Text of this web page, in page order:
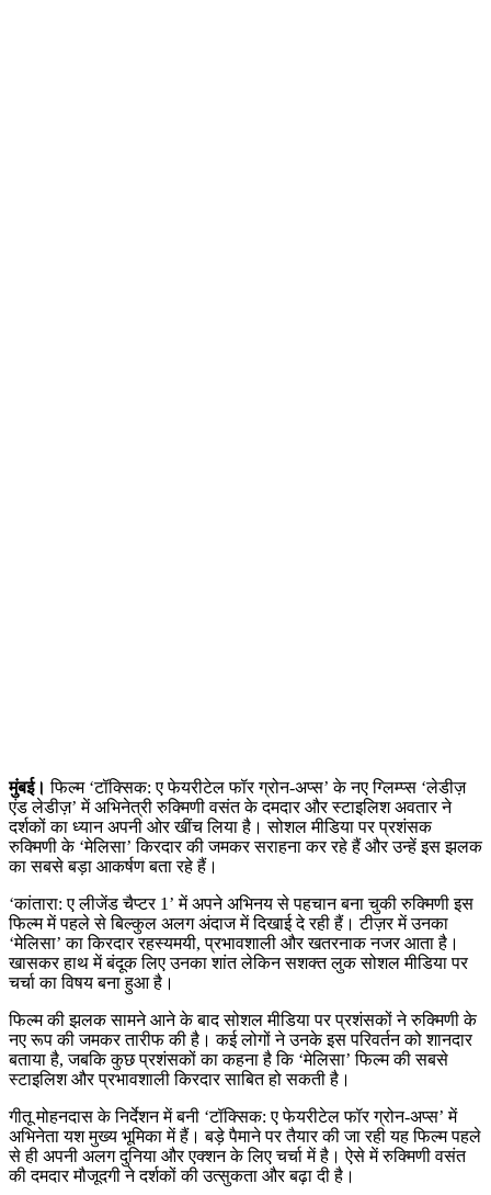
मुंबई। फिल्म ‘टॉक्सिक: ए फेयरीटेल फॉर ग्रोन-अप्स’ के नए ग्लिम्प्स ‘लेडीज़
एंड लेडीज़’ में अभिनेत्री रुक्मिणी वसंत के दमदार और स्टाइलिश अवतार ने
दर्शकों का ध्यान अपनी ओर खींच लिया है। सोशल मीडिया पर प्रशंसक
रुक्मिणी के ‘मेलिसा’ किरदार की जमकर सराहना कर रहे हैं और उन्हें इस झलक
का सबसे बड़ा आकर्षण बता रहे हैं।
‘कांतारा: ए लीजेंड चैप्टर 1’ में अपने अभिनय से पहचान बना चुकी रुक्मिणी इस
फिल्म में पहले से बिल्कुल अलग अंदाज में दिखाई दे रही हैं। टीज़र में उनका
‘मेलिसा’ का किरदार रहस्यमयी, प्रभावशाली और खतरनाक नजर आता है।
खासकर हाथ में बंदूक लिए उनका शांत लेकिन सशक्त लुक सोशल मीडिया पर
चर्चा का विषय बना हुआ है।
फिल्म की झलक सामने आने के बाद सोशल मीडिया पर प्रशंसकों ने रुक्मिणी के
नए रूप की जमकर तारीफ की है। कई लोगों ने उनके इस परिवर्तन को शानदार
बताया है, जबकि कुछ प्रशंसकों का कहना है कि ‘मेलिसा’ फिल्म की सबसे
स्टाइलिश और प्रभावशाली किरदार साबित हो सकती है।
गीतू मोहनदास के निर्देशन में बनी ‘टॉक्सिक: ए फेयरीटेल फॉर ग्रोन-अप्स’ में
अभिनेता यश मुख्य भूमिका में हैं। बड़े पैमाने पर तैयार की जा रही यह फिल्म पहले
से ही अपनी अलग दुनिया और एक्शन के लिए चर्चा में है। ऐसे में रुक्मिणी वसंत
की दमदार मौजूदगी ने दर्शकों की उत्सुकता और बढ़ा दी है।